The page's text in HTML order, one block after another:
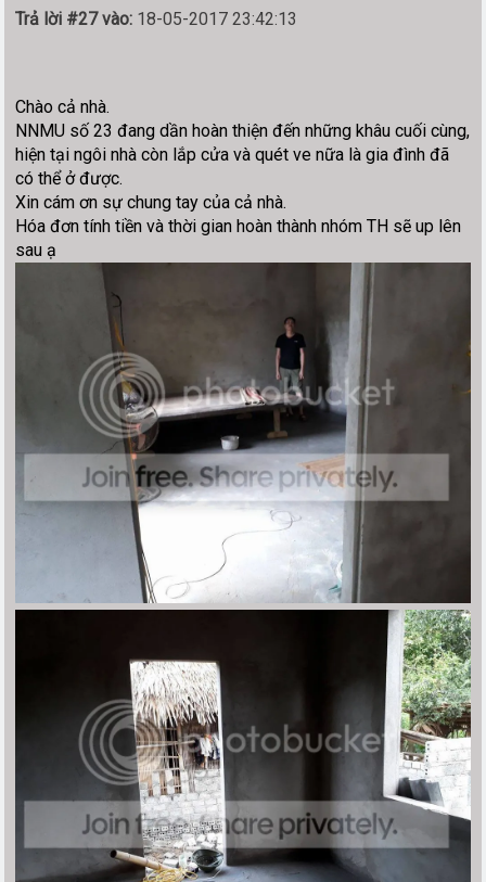
Trả lời #27 vào: 18-05-2017 23:42:13
Chào cả nhà.
NNMU số 23 đang dần hoàn thiện đến những khâu cuối cùng,
hiện tại ngôi nhà còn lắp cửa và quét ve nữa là gia đình đã
có thể ở được.
Xin cám ơn sự chung tay của cả nhà.
Hóa đơn tính tiền và thời gian hoàn thành nhóm TH sẽ up lên
sau ạ